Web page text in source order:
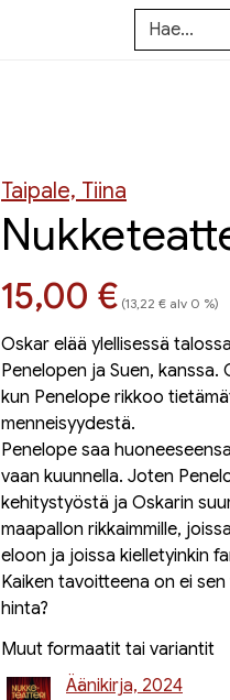
Taipale, Tiina
Hinta nyt
15,00 € (13,22 € alv 0 %)
Oskar elää ylellisessä
Penelopen ja Suen, kanssa.
kun Penelope rikkoo
menneisyydestä.
Penelope saa
vaan kuunnella. Joten
kehitystyöstä ja Oskarin
maapallon rikkaimmille,
eloon ja joissa kielletyinkin
Kaiken tavoitteena on ei
hinta?
Muut formaatit tai variantit
Äänikirja, 2024